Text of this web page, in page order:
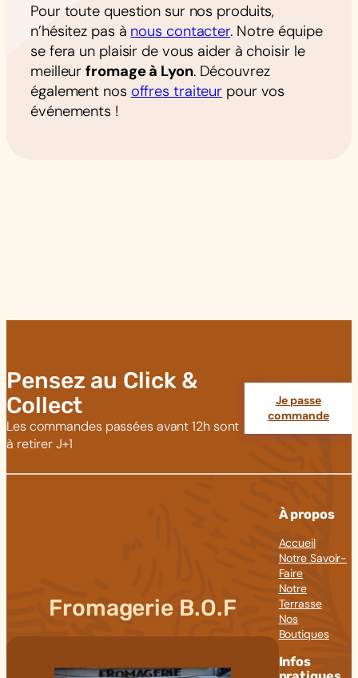
Pour toute question sur nos produits,
n’hésitez pas à nous contacter. Notre équipe
se fera un plaisir de vous aider à choisir le
meilleurfromage à Lyon. Découvrez
également nos offres traiteur pour vos
événements !
Pensez au Click &
Collect
Les commandes passées avant 12h sont
à retirer J+1
Je passe
commande
Fromagerie B.O.F
À propos
Accueil
Notre Savoir-
Faire
Notre
Terrasse
Nos
Boutiques
Infos